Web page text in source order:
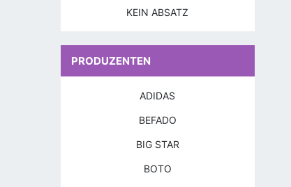
KEIN ABSATZ
PRODUZENTEN
ADIDAS
BEFADO
BIG STAR
BOTO